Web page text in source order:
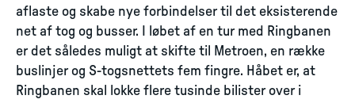
aflaste og skabe nye forbindelser til det eksisterende
net af tog og busser. I løbet af en tur med Ringbanen
er det således muligt at skifte til Metroen, en række
buslinjer og S-togsnettets fem fingre. Håbet er, at
Ringbanen skal lokke flere tusinde bilister over i